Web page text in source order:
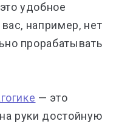
это удобное
например, нет
прорабатывать
— это
руки достойную